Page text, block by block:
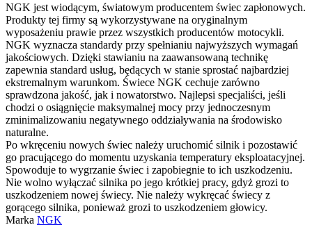
NGK jest wiodącym, światowym producentem świec zapłonowych.
Produkty tej firmy są wykorzystywane na oryginalnym
wyposażeniu prawie przez wszystkich producentów motocykli.
NGK wyznacza standardy przy spełnianiu najwyższych wymagań
jakościowych. Dzięki stawianiu na zaawansowaną technikę
zapewnia standard usług, będących w stanie sprostać najbardziej
ekstremalnym warunkom. Świece NGK cechuje zarówno
sprawdzona jakość, jak i nowatorstwo. Najlepsi specjaliści, jeśli
chodzi o osiągnięcie maksymalnej mocy przy jednoczesnym
zminimalizowaniu negatywnego oddziaływania na środowisko
naturalne.
Po wkręceniu nowych świec należy uruchomić silnik i pozostawić
go pracującego do momentu uzyskania temperatury eksploatacyjnej.
Spowoduje to wygrzanie świec i zapobiegnie to ich uszkodzeniu.
Nie wolno wyłączać silnika po jego krótkiej pracy, gdyż grozi to
uszkodzeniem nowej świecy. Nie należy wykręcać świecy z
gorącego silnika, ponieważ grozi to uszkodzeniem głowicy.
Marka NGK